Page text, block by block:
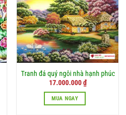
Tranh đá quý ngôi nhà hạnh phúc
17.000.000₫
MUA NGAY